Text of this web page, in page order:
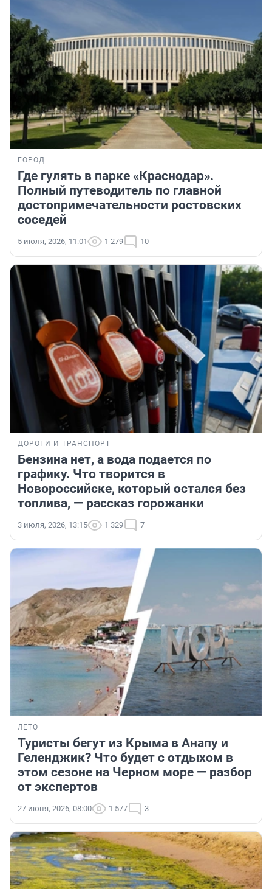
ГОРОД
Где гулять в парке «Краснодар».
Полный путеводитель по главной
достопримечательности ростовских
соседей
5 июля, 2026, 11:01 1 279 10
ДОРОГИ И ТРАНСПОРТ
Бензина нет, а вода подается по
графику. Что творится в
Новороссийске, который остался без
топлива, — рассказ горожанки
3 июля, 2026, 13:15 1 329 7
ЛЕТО
Туристы бегут из Крыма в Анапу и
Геленджик? Что будет с отдыхом в
этом сезоне на Черном море — разбор
от экспертов
27 июня, 2026, 08:00 1 577 3